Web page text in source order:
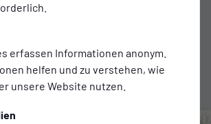
erfassen Informationen anonym.
helfen und zu verstehen, wie
unsere Website nutzen.